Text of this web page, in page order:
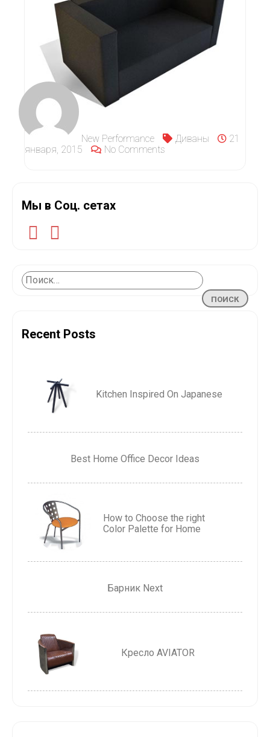
New Performance Диваны
21
января, 2015
No Comments
Мы в Соц. сетах
Recent Posts
Kitchen Inspired On Japanese
Best Home Office Decor Ideas
How to Choose the right
Color Palette for Home
Барник Next
Кресло AVIATOR